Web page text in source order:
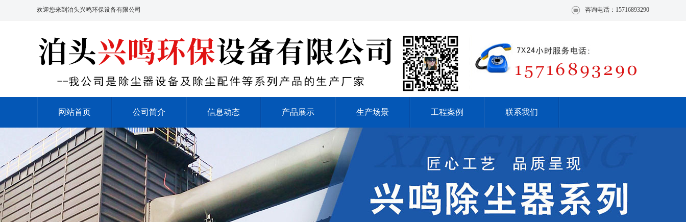
欢迎您来到泊头兴鸣环保设备有限公司 咨询电话：15716893290
网站首页 公司简介 信息动态 产品展示 生产场景 工程案例 联系我们